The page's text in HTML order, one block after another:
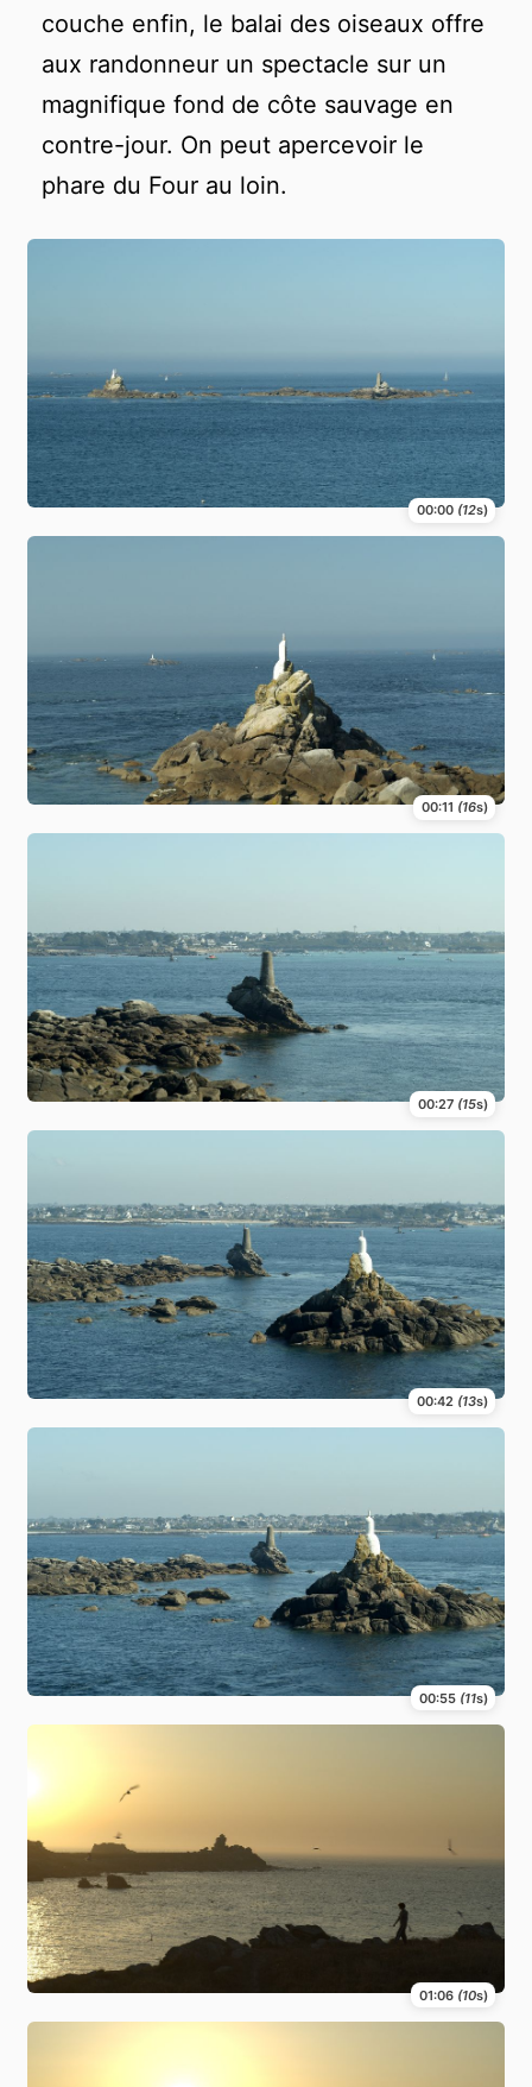
couche enfin, le balai des oiseaux offre
aux randonneur un spectacle sur un
magnifique fond de côte sauvage en
contre-jour. On peut apercevoir le
phare du Four au loin.
00:00 (12s)
00:11 (16s)
00:27 (15s)
00:42 (13s)
00:55 (11s)
01:06 (10s)